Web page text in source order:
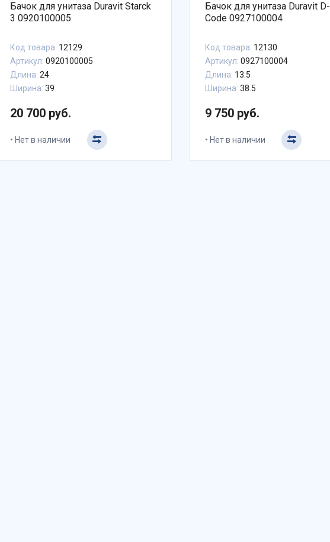
Бачок для унитаза Duravit Starck
3 0920100005
Код товара: 12129
Артикул: 0920100005
Длина: 24
Ширина: 39
20 700 руб.
Нет в наличии
Бачок для унитаза Duravit D-
Code 0927100004
Код товара: 12130
Артикул: 0927100004
Длина: 13.5
Ширина: 38.5
9 750 руб.
Нет в наличии